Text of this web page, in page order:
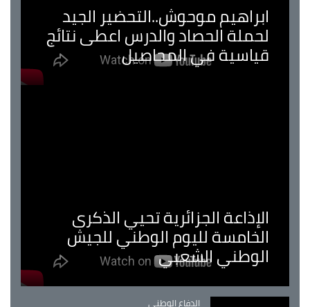
ابراهيم موحوش..التحضير الجيد
لحملة الحصاد والدرس اعطى نتائج
قياسية في المحاصيل
الإذاعة الجزائرية تحيي الذكرى
الخامسة لليوم الوطني للجيش
الوطني الشعبي
Catégorie
الدفاع الوطني